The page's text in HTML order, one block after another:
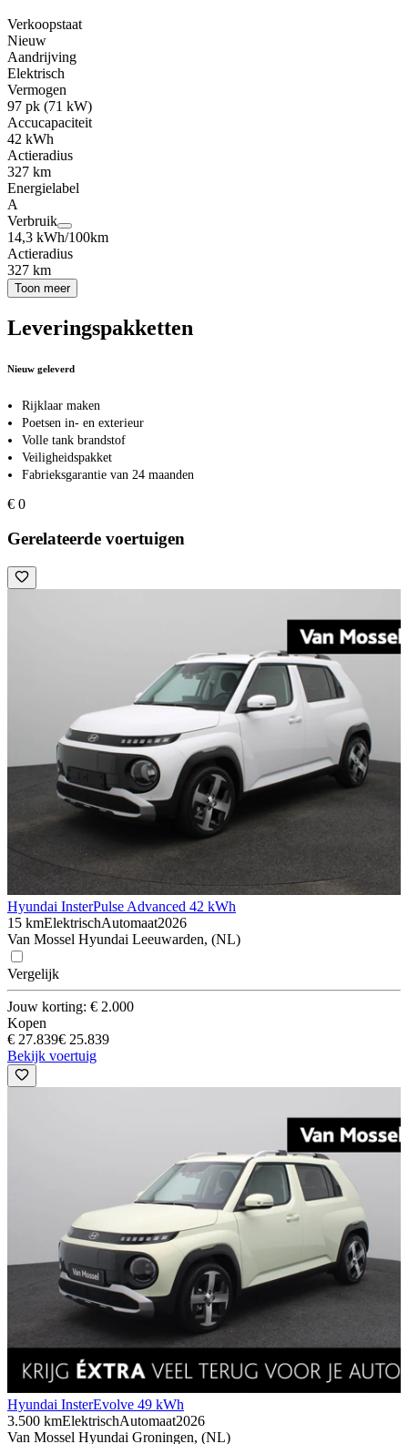
Verkoopstaat
Nieuw
Aandrijving
Elektrisch
Vermogen
97 pk (71 kW)
Accucapaciteit
42 kWh
Actieradius
327 km
Energielabel
A
Verbruik
14,3 kWh/100km
Actieradius
327 km
Toon meer
Leveringspakketten
Nieuw geleverd
Rijklaar maken
Poetsen in- en exterieur
Volle tank brandstof
Veiligheidspakket
Fabrieksgarantie van 24 maanden
€ 0
Gerelateerde voertuigen
Hyundai InsterPulse Advanced 42 kWh
15 kmElektrischAutomaat2026
Van Mossel Hyundai Leeuwarden, (NL)
Vergelijk
Jouw korting: € 2.000
Kopen
€ 27.839€ 25.839
Bekijk voertuig
Hyundai InsterEvolve 49 kWh
3.500 kmElektrischAutomaat2026
Van Mossel Hyundai Groningen, (NL)